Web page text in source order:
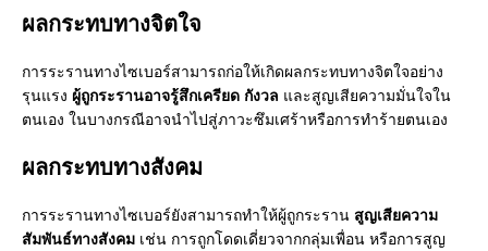
ผลกระทบทางจิตใจ
การระรานทางไซเบอร์สามารถก่อให้เกิดผลกระทบทางจิตใจอย่าง
รุนแรง ผู้ถูกระรานอาจรู้สึกเครียด กังวล และสูญเสียความมั่นใจใน
ตนเอง ในบางกรณีอาจนำไปสู่ภาวะซึมเศร้าหรือการทำร้ายตนเอง
ผลกระทบทางสังคม
การระรานทางไซเบอร์ยังสามารถทำให้ผู้ถูกระราน สูญเสียความ
สัมพันธ์ทางสังคม เช่น การถูกโดดเดี่ยวจากกลุ่มเพื่อน หรือการสูญ